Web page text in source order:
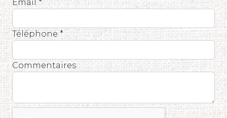
Email *
Téléphone *
Commentaires